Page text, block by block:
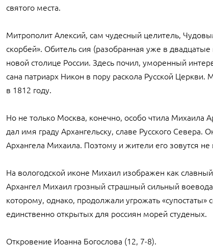
святого места.
Митрополит Алексий, сам чудесный целитель,
скорбей». Обитель сия (разобранная уже в
новой столице России. Здесь почил, уморенный
сана патриарх Никон в пору раскола Русской
в 1812 году.
Но не только Москва, конечно, особо чтила Михаила
дал имя граду Архангельску, славе Русского Севера.
Архангела Михаила. Поэтому и жители его зовутся не
На вологодской иконе Михаил изображен как
Архангел Михаил грозный страшный сильный
которому, однако, продолжали угрожать «супостаты»
единственно открытых для россиян морей студеных.
Откровение Иоанна Богослова (12, 7-8).